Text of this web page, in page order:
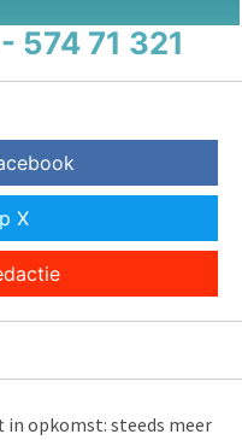
574 71 321
X
in opkomst: steeds meer